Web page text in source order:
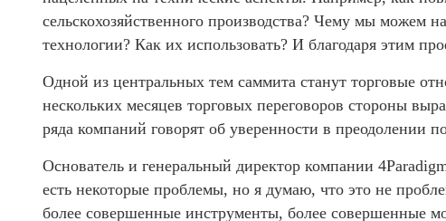
сельскохозяйственного производства? Чему мы можем
технологии? Как их использовать? И благодаря этим
Одной из центральных тем саммита станут торговые
нескольких месяцев торговых переговоров стороны
ряда компаний говорят об уверенности в преодолении
Основатель и генеральный директор компании
есть некоторые проблемы, но я думаю, что это не
более совершенные инструменты, более совершенные